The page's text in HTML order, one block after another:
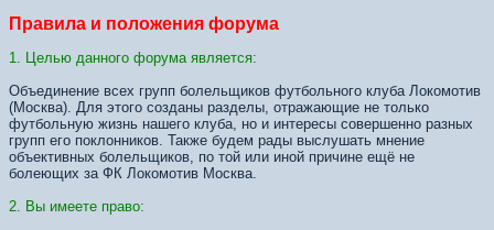
Правила и положения форума
1. Целью данного форума является:
Объединение всех групп болельщиков футбольного клуба Локомотив
(Москва). Для этого созданы разделы, отражающие не только
футбольную жизнь нашего клуба, но и интересы совершенно разных
групп его поклонников. Также будем рады выслушать мнение
объективных болельщиков, по той или иной причине ещё не
болеющих за ФК Локомотив Москва.
2. Вы имеете право: